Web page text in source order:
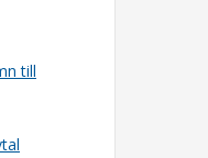
till